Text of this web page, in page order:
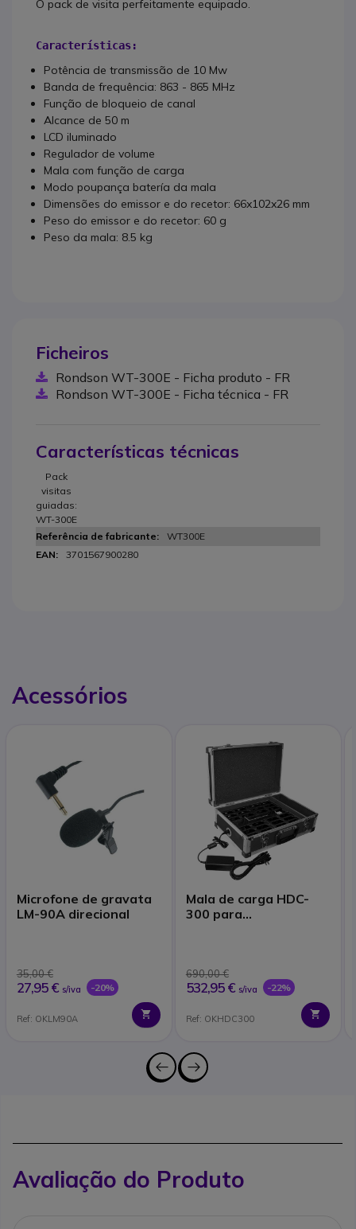
O pack de visita perfeitamente equipado.
Características:
Potência de transmissão de 10 Mw
Banda de frequência: 863 - 865 MHz
Função de bloqueio de canal
Alcance de 50 m
LCD iluminado
Regulador de volume
Mala com função de carga
Modo poupança batería da mala
Dimensões do emissor e do recetor: 66x102x26 mm
Peso do emissor e do recetor: 60 g
Peso da mala: 8.5 kg
Ficheiros
Rondson WT-300E - Ficha produto - FR
Rondson WT-300E - Ficha técnica - FR
Características técnicas
Pack
visitas
guiadas:
WT-300E
WT300E
3701567900280
Acessórios
Microfone de gravata
LM-90A direcional
35,00 €
27,95 € s/iva -20%
Ref: OKLM90A
Mala de carga HDC-
300 para
690,00 €
532,95 € s/iva -22%
Ref: OKHDC300
Avaliação do Produto